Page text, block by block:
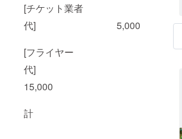
[チケット業者
代] 5,000
[フライヤー
代]
15,000
計